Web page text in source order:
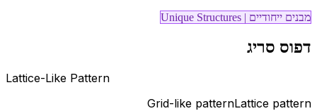
מבנים ייחודיים |
Unique Structures
דפוס סריג
Lattice-Like Pattern
Lattice pattern
Grid-like pattern